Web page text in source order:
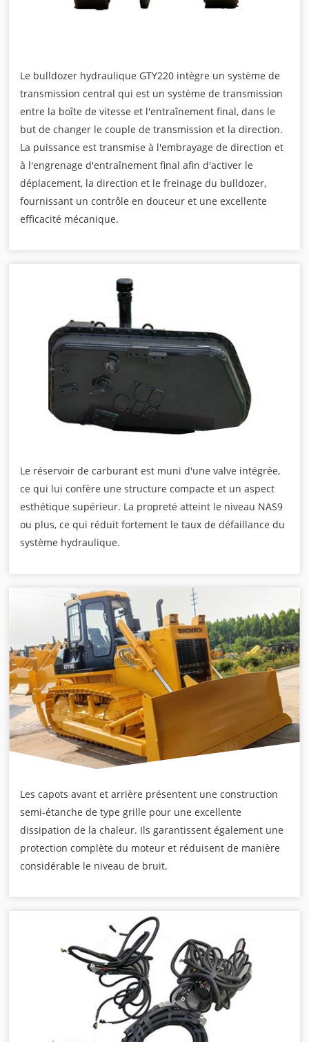
Le bulldozer hydraulique GTY220 intègre un système de
transmission central qui est un système de transmission
entre la boîte de vitesse et l'entraînement final, dans le
but de changer le couple de transmission et la direction.
La puissance est transmise à l'embrayage de direction et
à l'engrenage d'entraînement final afin d'activer le
déplacement, la direction et le freinage du bulldozer,
fournissant un contrôle en douceur et une excellente
efficacité mécanique.
Le réservoir de carburant est muni d'une valve intégrée,
ce qui lui confère une structure compacte et un aspect
esthétique supérieur. La propreté atteint le niveau NAS9
ou plus, ce qui réduit fortement le taux de défaillance du
système hydraulique.
Les capots avant et arrière présentent une construction
semi-étanche de type grille pour une excellente
dissipation de la chaleur. Ils garantissent également une
protection complète du moteur et réduisent de manière
considérable le niveau de bruit.